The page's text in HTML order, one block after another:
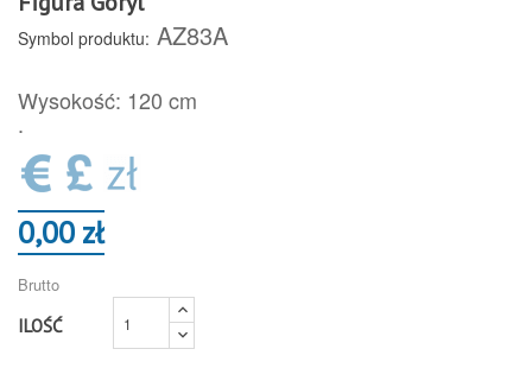
Symbol produktu: AZ83A
Wysokość: 120 cm
.
0,00 zł
Brutto
ILOŚĆ